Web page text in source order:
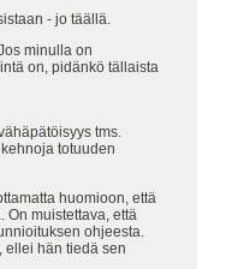
- jo täällä.
minulla on
on, pidänkö tällaista
tms.
totuuden
huomioon, että
muistettava, että
ohjeesta.
ellei hän tiedä sen